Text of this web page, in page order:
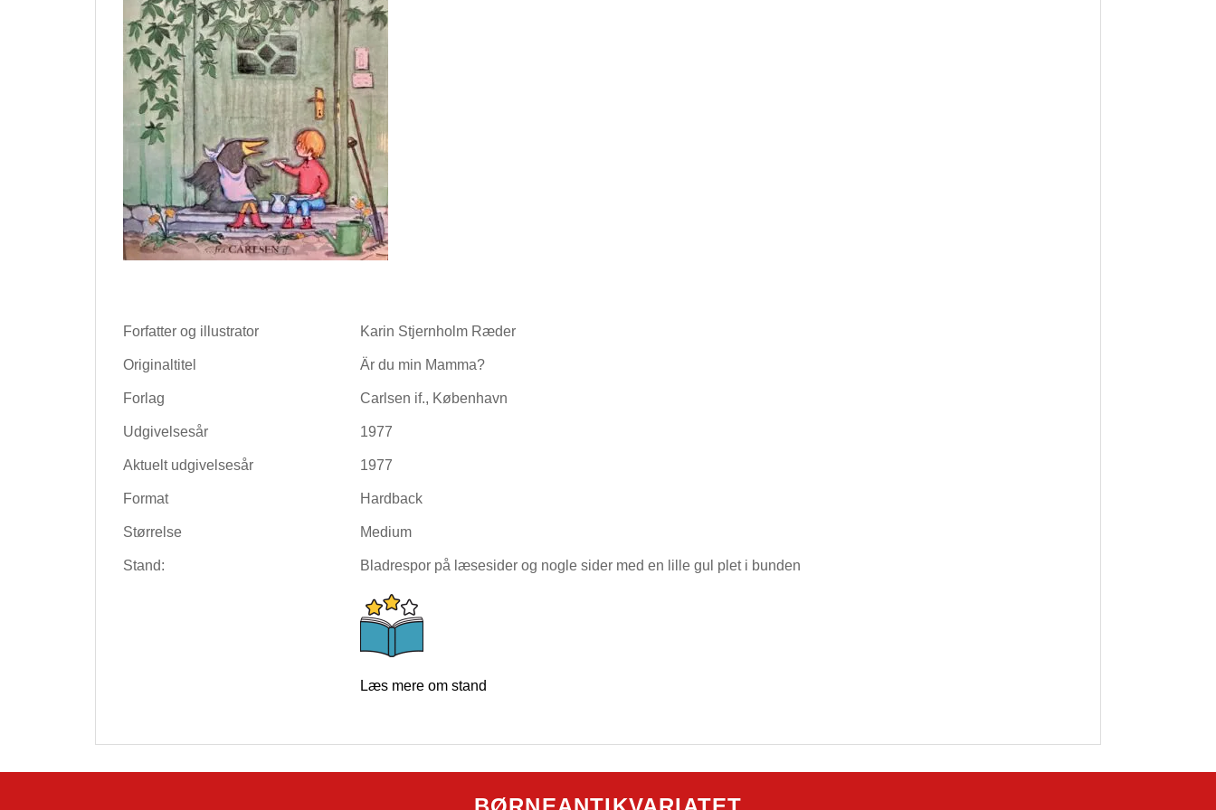
Forfatter og illustrator Karin Stjernholm Ræder
Originaltitel Är du min Mamma?
Forlag Carlsen if., København
Udgivelsesår 1977
Aktuelt udgivelsesår 1977
Format Hardback
Størrelse Medium
Stand: Bladrespor på læsesider og nogle sider med en lille gul plet i bunden
Læs mere om stand